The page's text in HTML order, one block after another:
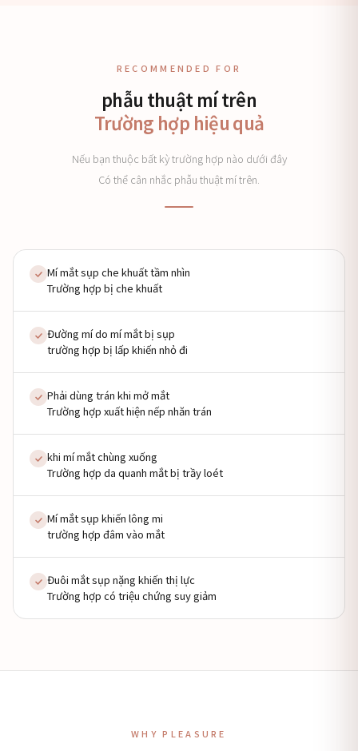
RECOMMENDED FOR
phẫu thuật mí trên
Trường hợp hiệu quả
Nếu bạn thuộc bất kỳ trường hợp nào dưới đây
Có thể cân nhắc phẫu thuật mí trên.
Mí mắt sụp che khuất tầm nhìn
Trường hợp bị che khuất
Đường mí do mí mắt bị sụp
trường hợp bị lấp khiến nhỏ đi
Phải dùng trán khi mở mắt
Trường hợp xuất hiện nếp nhăn trán
khi mí mắt chùng xuống
Trường hợp da quanh mắt bị trầy loét
Mí mắt sụp khiến lông mi
trường hợp đâm vào mắt
Đuôi mắt sụp nặng khiến thị lực
Trường hợp có triệu chứng suy giảm
WHY PLEASURE